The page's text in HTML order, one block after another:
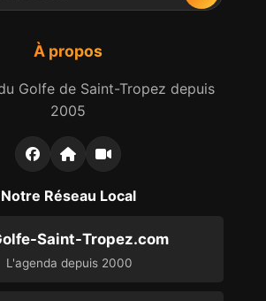
À propos
Golfe de Saint-Tropez depuis
2005
Notre Réseau Local
Saint-Tropez.com
L'agenda depuis 2000